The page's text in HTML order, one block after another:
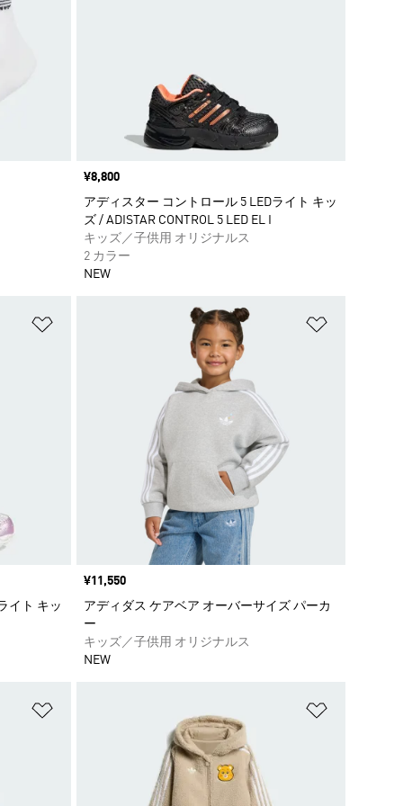
価格
¥8,800
アディスター コントロール 5 LEDライト キッ
ズ / ADISTAR CONTROL 5 LED EL I
キッズ／子供用 オリジナルス
2 カラー
NEW
ほしいものリストに追加
イト キッ
価格
¥11,550
アディダス ケアベア オーバーサイズ パーカ
ー
キッズ／子供用 オリジナルス
NEW